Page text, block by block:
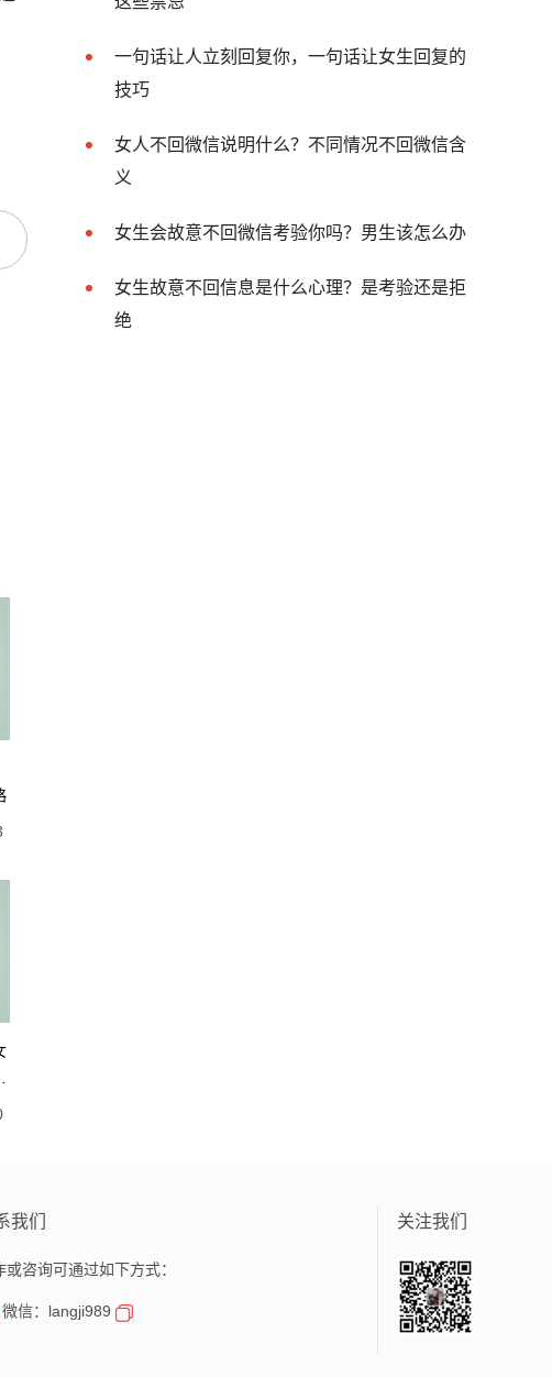
一句话让人立刻回复你，一句话让女生回复的
技巧
女人不回微信说明什么？不同情况不回微信含
义
女生会故意不回微信考验你吗？男生该怎么办
女生故意不回信息是什么心理？是考验还是拒
绝
我们
或咨询可通过如下方式：
微信：langji989
关注我们